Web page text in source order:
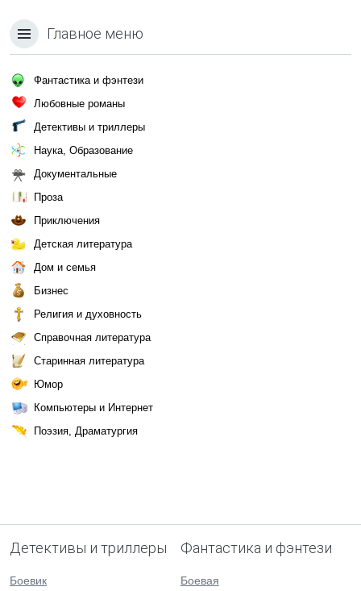
Главное меню
Фантастика и фэнтези
Любовные романы
Детективы и триллеры
Наука, Образование
Документальные
Проза
Приключения
Детская литература
Дом и семья
Бизнес
Религия и духовность
Справочная литература
Старинная литература
Юмор
Компьютеры и Интернет
Поэзия, Драматургия
Детективы и триллеры
Боевик
Фантастика и фэнтези
Боевая